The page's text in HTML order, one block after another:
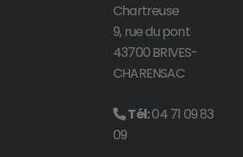
Chartreuse
9, rue du pont
43700 BRIVES-
CHARENSAC
Tél:04 71 09 83
09